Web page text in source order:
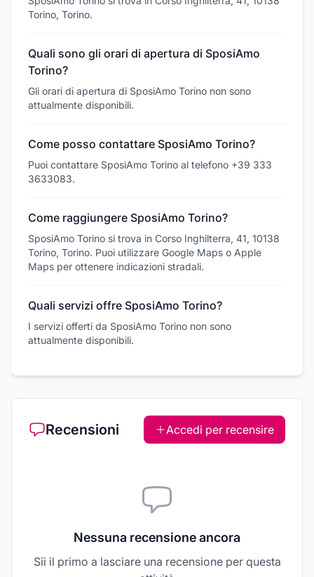
Torino, Torino.
Quali sono gli orari di apertura di SposiAmo
Torino?
Gli orari di apertura di SposiAmo Torino non sono
attualmente disponibili.
Come posso contattare SposiAmo Torino?
Puoi contattare SposiAmo Torino al telefono +39 333
3633083.
Come raggiungere SposiAmo Torino?
SposiAmo Torino si trova in Corso Inghilterra, 41, 10138
Torino, Torino. Puoi utilizzare Google Maps o Apple
Maps per ottenere indicazioni stradali.
Quali servizi offre SposiAmo Torino?
I servizi offerti da SposiAmo Torino non sono
attualmente disponibili.
Recensioni Accedi per recensire
Nessuna recensione ancora
Sii il primo a lasciare una recensione per questa